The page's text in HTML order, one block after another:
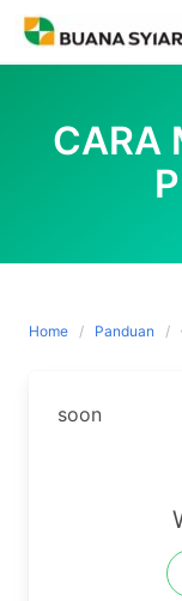
Skip
content
CARA
Home Panduan
soon